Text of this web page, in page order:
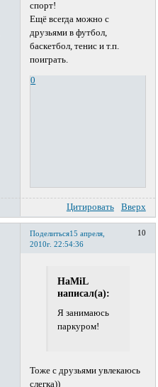
спорт!
Ещё всегда можно с
друзьями в футбол,
баскетбол, тенис и т.п.
поиграть.
0
Цитировать Вверх
Поделиться 10
15 апреля,
2010г. 22:54:36
HaMiL
написал(а):
Я занимаюсь
паркуром!
Тоже с друзьями увлекаюсь
слегка))